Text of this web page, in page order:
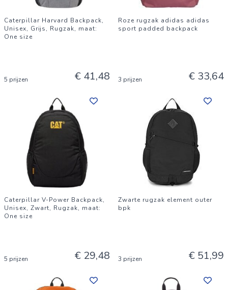
Caterpillar Harvard Backpack,
Unisex, Grijs, Rugzak, maat:
One size
5 prijzen € 41,48
Roze rugzak adidas adidas
sport padded backpack
3 prijzen € 33,64
Caterpillar V-Power Backpack,
Unisex, Zwart, Rugzak, maat:
One size
5 prijzen € 29,48
Zwarte rugzak element outer
bpk
3 prijzen € 51,99